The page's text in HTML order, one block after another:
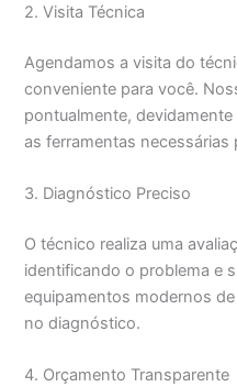
2. Visita Técnica
Agendamos a visita do
conveniente para você.
pontualmente,
as ferramentas necessárias
3. Diagnóstico Preciso
O técnico realiza uma
identificando o problema e
equipamentos modernos
no diagnóstico.
4. Orçamento Transparente